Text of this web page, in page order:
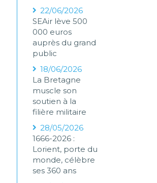
22/06/2026
SEAir lève 500
000 euros
auprès du grand
public
18/06/2026
La Bretagne
muscle son
soutien à la
filière militaire
28/05/2026
1666-2026 :
Lorient, porte du
monde, célèbre
ses 360 ans